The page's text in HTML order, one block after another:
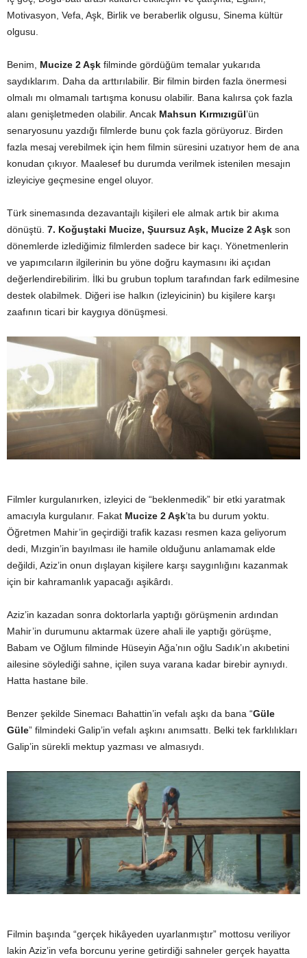
Motivasyon, Vefa, Aşk, Birlik ve beraberlik olgusu, Sinema kültür
olgusu.
Benim, Mucize 2 Aşk filminde gördüğüm temalar yukarıda
saydıklarım. Daha da arttırılabilir. Bir filmin birden fazla önermesi
olmalı mı olmamalı tartışma konusu olabilir. Bana kalırsa çok fazla
alanı genişletmeden olabilir. Ancak Mahsun Kırmızıgül’ün
senaryosunu yazdığı filmlerde bunu çok fazla görüyoruz. Birden
fazla mesaj verebilmek için hem filmin süresini uzatıyor hem de ana
konudan çıkıyor. Maalesef bu durumda verilmek istenilen mesajın
izleyiciye geçmesine engel oluyor.
Türk sinemasında dezavantajlı kişileri ele almak artık bir akıma
dönüştü. 7. Koğuştaki Mucize, Şuursuz Aşk, Mucize 2 Aşk son
dönemlerde izlediğimiz filmlerden sadece bir kaçı. Yönetmenlerin
ve yapımcıların ilgilerinin bu yöne doğru kaymasını iki açıdan
değerlendirebilirim. İlki bu grubun toplum tarafından fark edilmesine
destek olabilmek. Diğeri ise halkın (izleyicinin) bu kişilere karşı
zaafının ticari bir kaygıya dönüşmesi.
Filmler kurgulanırken, izleyici de “beklenmedik” bir etki yaratmak
amacıyla kurgulanır. Fakat Mucize 2 Aşk’ta bu durum yoktu.
Öğretmen Mahir’in geçirdiği trafik kazası resmen kaza geliyorum
dedi, Mızgin’in bayılması ile hamile olduğunu anlamamak elde
değildi, Aziz’in onun dışlayan kişilere karşı saygınlığını kazanmak
için bir kahramanlık yapacağı aşikârdı.
Aziz’in kazadan sonra doktorlarla yaptığı görüşmenin ardından
Mahir’in durumunu aktarmak üzere ahali ile yaptığı görüşme,
Babam ve Oğlum filminde Hüseyin Ağa’nın oğlu Sadık’ın akıbetini
ailesine söylediği sahne, içilen suya varana kadar birebir aynıydı.
Hatta hastane bile.
Benzer şekilde Sinemacı Bahattin’in vefalı aşkı da bana “Güle
Güle” filmindeki Galip’in vefalı aşkını anımsattı. Belki tek farklılıkları
Galip’in sürekli mektup yazması ve almasıydı.
Filmin başında “gerçek hikâyeden uyarlanmıştır” mottosu veriliyor
lakin Aziz’in vefa borcunu yerine getirdiği sahneler gerçek hayatta